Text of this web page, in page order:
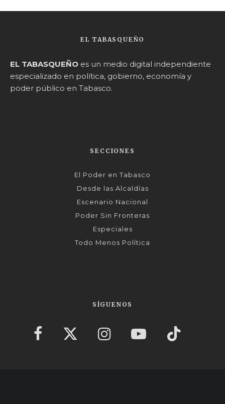
EL TABASQUEÑO
EL TABASQUEÑO es un medio digital independiente
especializado en política, gobierno, economía y
poder público en Tabasco.
SECCIONES
El Poder en Tabasco
Desde las Alcaldías
Escenario Nacional
Poder Sin Fronteras
Especiales
Todo Menos Política
SÍGUENOS